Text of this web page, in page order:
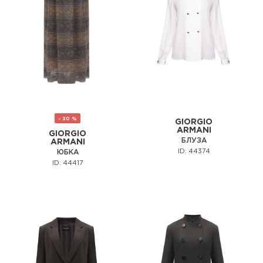
- 30 %
GIORGIO
ARMANI
ЮБКА
ID: 44417
GIORGIO
ARMANI
БЛУЗА
ID: 44374